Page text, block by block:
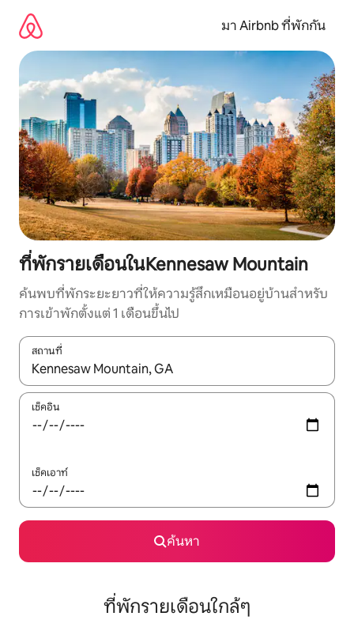
เนื้อหา
มา Airbnb ที่พักกัน
ที่พักรายเดือนในKennesaw Mountain
ค้นพบที่พักระยะยาวที่ให้ความรู้สึกเหมือนอยู่บ้านสำหรับ
การเข้าพักตั้งแต่ 1 เดือนขึ้นไป
สถานที่
ใช้ลูกศรขึ้นลง หรือใช้การสัมผัสหรือปัด เพื่อสำรวจผลการค้นหา
เช็คอิน
เช็คเอาท์
ค้นหา
ที่พักรายเดือนใกล้ๆ